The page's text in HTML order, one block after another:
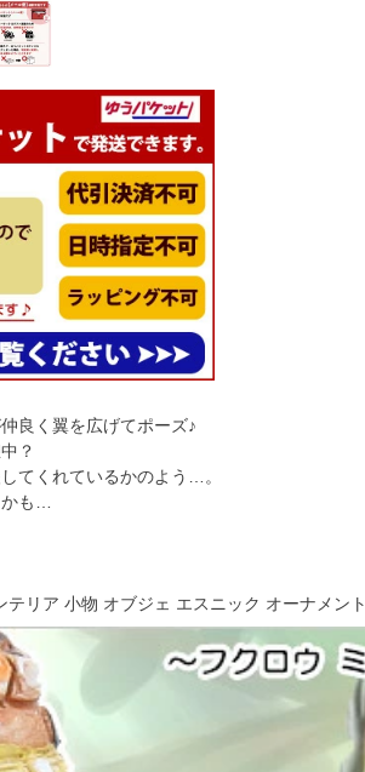
良く翼を広げてポーズ♪
？
てくれているかのよう…。
かも…
リア 小物 オブジェ エスニック オーナメント